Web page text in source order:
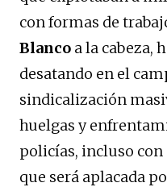
con formas de
Blanco a la cabeza,
desatando en el
sindicalización
huelgas y
policías, incluso con
que será aplacada